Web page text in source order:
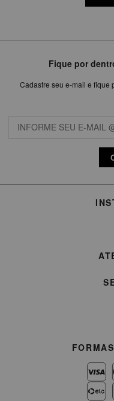
Fique por
Cadastre seu e-mail e fique